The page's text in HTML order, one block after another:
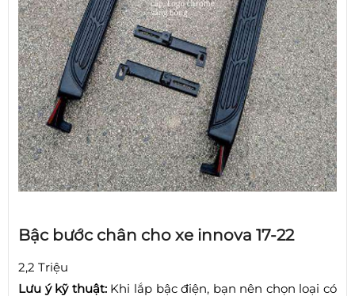
Bậc bước chân cho xe innova 17-22
2,2 Triệu
Lưu ý kỹ thuật:Khi lắp bậc điện, bạn nên chọn loại có